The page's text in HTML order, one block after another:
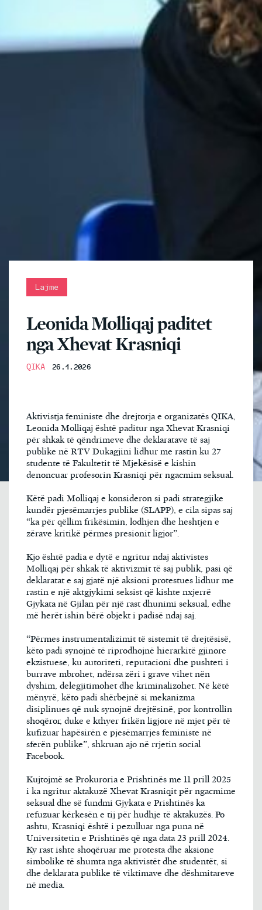
Lajme
Leonida Molliqaj paditet
nga Xhevat Krasniqi
QIKA 26.1.2026
Aktivistja feministe dhe drejtorja e organizatës QIKA,
Leonida Molliqaj është paditur nga Xhevat Krasniqi
për shkak të qëndrimeve dhe deklaratave të saj
publike në RTV Dukagjini lidhur me rastin ku 27
studente të Fakultetit të Mjekësisë e kishin
denoncuar profesorin Krasniqi për ngacmim seksual.
Këtë padi Molliqaj e konsideron si padi strategjike
kundër pjesëmarrjes publike (SLAPP), e cila sipas saj
“ka për qëllim frikësimin, lodhjen dhe heshtjen e
zërave kritikë përmes presionit ligjor”.
Kjo është padia e dytë e ngritur ndaj aktivistes
Molliqaj për shkak të aktivizmit të saj publik, pasi që
deklaratat e saj gjatë një aksioni protestues lidhur me
rastin e një aktgjykimi seksist që kishte nxjerrë
Gjykata në Gjilan për një rast dhunimi seksual, edhe
më herët ishin bërë objekt i padisë ndaj saj.
“Përmes instrumentalizimit të sistemit të drejtësisë,
këto padi synojnë të riprodhojnë hierarkitë gjinore
ekzistuese, ku autoriteti, reputacioni dhe pushteti i
burrave mbrohet, ndërsa zëri i grave vihet nën
dyshim, delegjitimohet dhe kriminalizohet. Në këtë
mënyrë, këto padi shërbejnë si mekanizma
disiplinues që nuk synojnë drejtësinë, por kontrollin
shoqëror, duke e kthyer frikën ligjore në mjet për të
kufizuar hapësirën e pjesëmarrjes feministe në
sferën publike”, shkruan ajo në rrjetin social
Facebook.
Kujtojmë se Prokuroria e Prishtinës me 11 prill 2025
i ka ngritur aktakuzë Xhevat Krasniqit për ngacmime
seksual dhe së fundmi Gjykata e Prishtinës ka
refuzuar kërkesën e tij për hudhje të aktakuzës. Po
ashtu, Krasniqi është i pezulluar nga puna në
Universitetin e Prishtinës që nga data 23 prill 2024.
Ky rast ishte shoqëruar me protesta dhe aksione
simbolike të shumta nga aktivistët dhe studentët, si
dhe deklarata publike të viktimave dhe dëshmitareve
në media.